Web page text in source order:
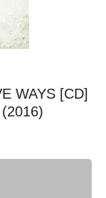
WAYS [CD]